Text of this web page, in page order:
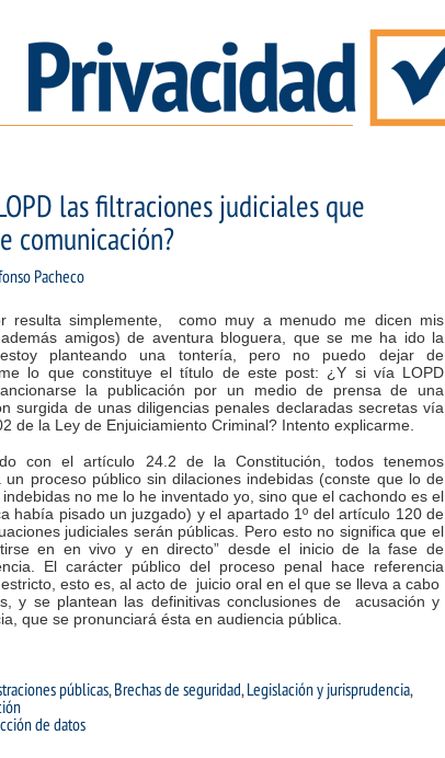
las filtraciones judiciales que
comunicación?
Pacheco
resulta simplemente, como muy a menudo me dicen mis
amigos) de aventura bloguera, que se me ha ido la
planteando una tontería, pero no puedo dejar de
lo que constituye el título de este post: ¿Y si vía LOPD
la publicación por un medio de prensa de una
surgida de unas diligencias penales declaradas secretas vía
de la Ley de Enjuiciamiento Criminal? Intento explicarme.
con el artículo 24.2 de la Constitución, todos tenemos
un proceso público sin dilaciones indebidas (conste que lo de
no me lo he inventado yo, sino que el cachondo es el
había pisado un juzgado) y el apartado 1º del artículo 120 de
judiciales serán públicas. Pero esto no significa que el
en en vivo y en directo” desde el inicio de la fase de
El carácter público del proceso penal hace referencia
esto es, al acto de juicio oral en el que se lleva a cabo
y se plantean las definitivas conclusiones de acusación y
que se pronunciará ésta en audiencia pública.
públicas, Brechas de seguridad, Legislación y jurisprudencia,
de datos